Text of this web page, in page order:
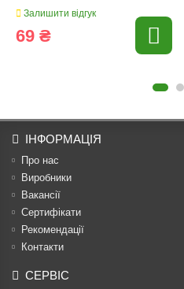
Залишити відгук
69 ₴
ІНФОРМАЦІЯ
Про нас
Виробники
Вакансії
Сертифікати
Рекомендації
Контакти
СЕРВІС